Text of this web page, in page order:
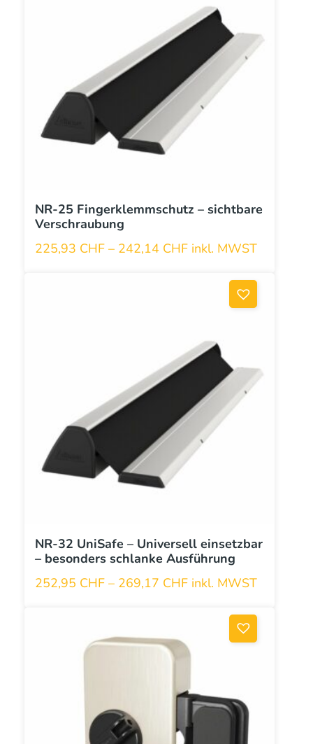
NR-25 Fingerklemmschutz – sichtbare
Verschraubung
225,93 CHF– 242,14 CHF inkl. MWST
Produktseite
NR-32 UniSafe – Universell einsetzbar
– besonders schlanke Ausführung
252,95 CHF– 269,17 CHF inkl. MWST